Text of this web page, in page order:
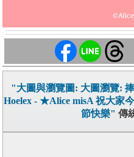
"大圖與瀏覽圖: 大圖瀏覽:
Hoelex - ★Alice misA 祝大家
節快樂" 傳